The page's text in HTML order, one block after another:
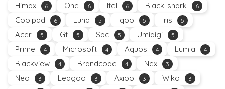
Himax 6 One 6 Itel 6 Black-shark 6
Coolpad 6 Luna 5 Iqoo 5 Iris 5
Acer 5 Gt 5 Spc 5 Umidigi 5
Prime 4 Microsoft 4 Aquos 4 Lumia 4
Blackview 4 Brandcode 4 Nex 3
Neo 3 Leagoo 3 Axioo 3 Wiko 3